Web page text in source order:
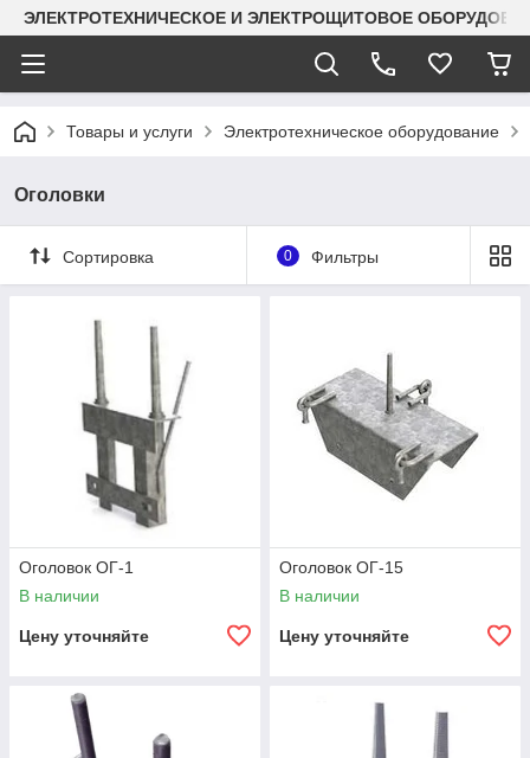
ЭЛЕКТРОТЕХНИЧЕСКОЕ И ЭЛЕКТРОЩИТОВОЕ
Товары и услуги Электротехническое оборудование
Оголовки
Сортировка 0 Фильтры
Оголовок ОГ-1
В наличии
Цену уточняйте
Оголовок ОГ-15
В наличии
Цену уточняйте